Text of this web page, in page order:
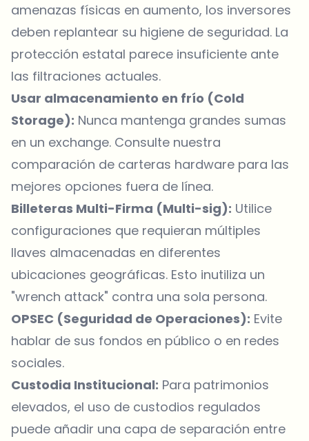
amenazas físicas en aumento, los inversores
deben replantear su higiene de seguridad. La
protección estatal parece insuficiente ante
las filtraciones actuales.
Usar almacenamiento en frío (Cold
Storage): Nunca mantenga grandes sumas
en un exchange. Consulte nuestra
comparación de carteras hardware para las
mejores opciones fuera de línea.
Billeteras Multi-Firma (Multi-sig): Utilice
configuraciones que requieran múltiples
llaves almacenadas en diferentes
ubicaciones geográficas. Esto inutiliza un
"wrench attack" contra una sola persona.
OPSEC (Seguridad de Operaciones): Evite
hablar de sus fondos en público o en redes
sociales.
Custodia Institucional: Para patrimonios
elevados, el uso de custodios regulados
puede añadir una capa de separación entre